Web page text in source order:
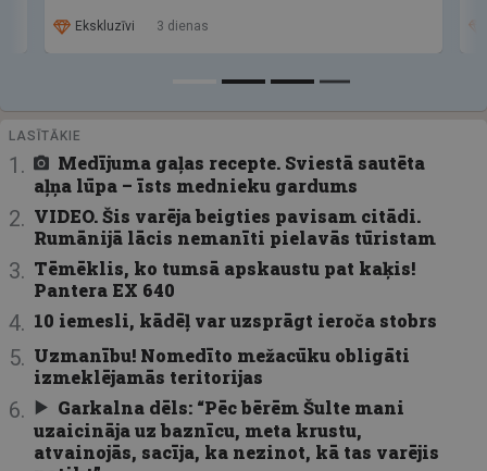
Ekskluzīvi 3 dienas
LASĪTĀKIE
Medījuma gaļas recepte. Sviestā sautēta
aļņa lūpa – īsts mednieku gardums
VIDEO. Šis varēja beigties pavisam citādi.
Rumānijā lācis nemanīti pielavās tūristam
Tēmēklis, ko tumsā apskaustu pat kaķis!
Pantera EX 640
10 iemesli, kādēļ var uzsprāgt ieroča stobrs
Uzmanību! Nomedīto mežacūku obligāti
izmeklējamās teritorijas
Garkalna dēls: “Pēc bērēm Šulte mani
uzaicināja uz baznīcu, meta krustu,
atvainojās, sacīja, ka nezinot, kā tas varējis